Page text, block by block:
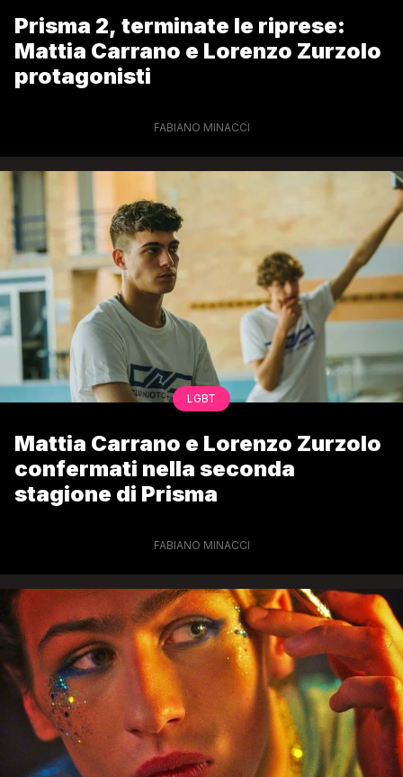
Prisma 2, terminate le riprese:
Mattia Carrano e Lorenzo Zurzolo
protagonisti
FABIANO MINACCI
LGBT
Mattia Carrano e Lorenzo Zurzolo
confermati nella seconda
stagione di Prisma
FABIANO MINACCI